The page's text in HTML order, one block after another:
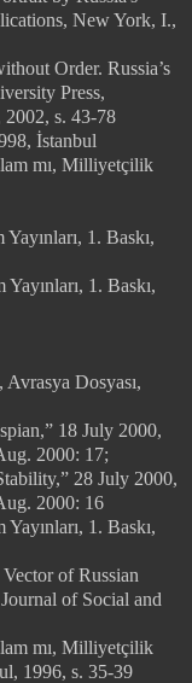
New York, I.,
Order. Russia’s
Press,
s. 43-78
İstanbul
mı, Milliyetçilik
1. Baskı,
1. Baskı,
Dosyası,
18 July 2000,
2000: 17;
28 July 2000,
2000: 16
1. Baskı,
of Russian
of Social and
mı, Milliyetçilik
1996, s. 35-39